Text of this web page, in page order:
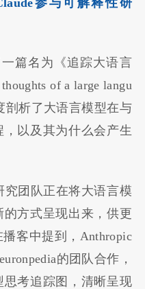
篇名为《追踪大语言
of a large langu
剖析了大语言模型在与
以及其为什么会产生
究团队正在将大语言模
方式呈现出来，供更
客中提到，Anthropic
的团队合作，
思考追踪图，清晰呈现